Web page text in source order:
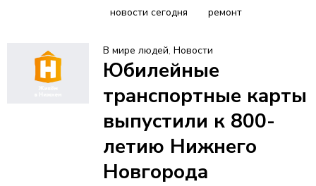
новости сегодня
ремонт
В мире людей, Новости
Юбилейные
транспортные карты
выпустили к 800-
летию Нижнего
Новгорода